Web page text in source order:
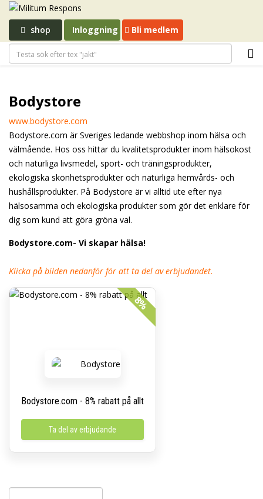
shop Inloggning Bli medlem
Bodystore
www.bodystore.com
Bodystore.com är Sveriges ledande webbshop inom hälsa och
välmående. Hos oss hittar du kvalitetsprodukter inom hälsokost
och naturliga livsmedel, sport- och träningsprodukter,
ekologiska skönhetsprodukter och naturliga hemvårds- och
hushållsprodukter. På Bodystore är vi alltid ute efter nya
hälsosamma och ekologiska produkter som gör det enklare för
dig som kund att göra gröna val.
Bodystore.com- Vi skapar hälsa!
Klicka på bilden nedanför för att ta del av erbjudandet.
8%
Bodystore.com - 8% rabatt på allt
Ta del av erbjudande